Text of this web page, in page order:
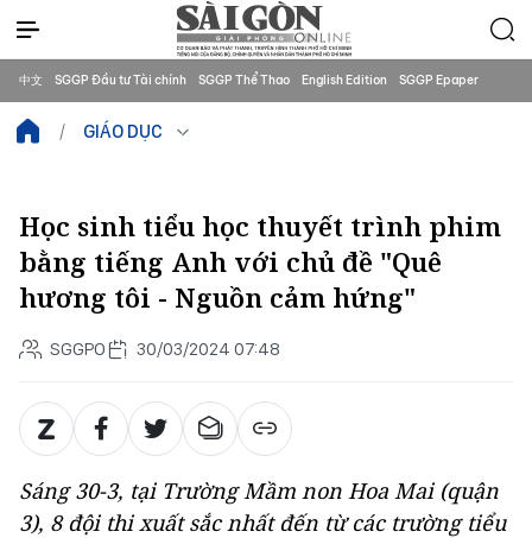
中文 SGGP Đầu tư Tài chính SGGP Thể Thao English Edition SGGP Epaper
GIÁO DỤC
Học sinh tiểu học thuyết trình phim
bằng tiếng Anh với chủ đề "Quê
hương tôi - Nguồn cảm hứng"
SGGPO 30/03/2024 07:48
Sáng 30-3, tại Trường Mầm non Hoa Mai (quận
3), 8 đội thi xuất sắc nhất đến từ các trường tiểu